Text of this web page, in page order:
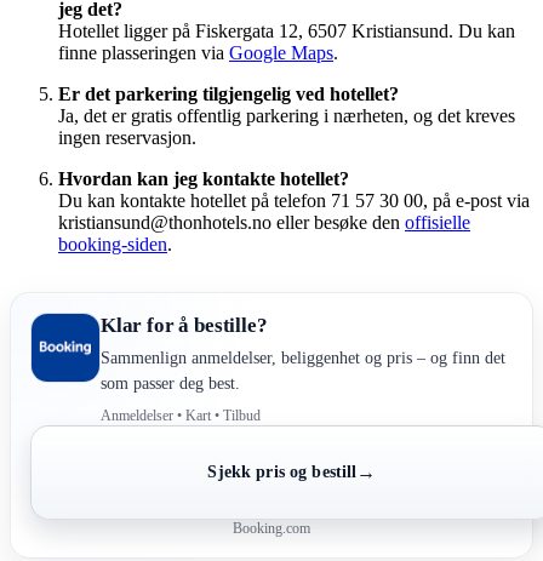
jeg det?
Hotellet ligger på Fiskergata 12, 6507 Kristiansund. Du kan
finne plasseringen via Google Maps.
Er det parkering tilgjengelig ved hotellet?
Ja, det er gratis offentlig parkering i nærheten, og det kreves
ingen reservasjon.
Hvordan kan jeg kontakte hotellet?
Du kan kontakte hotellet på telefon 71 57 30 00, på e-post via
kristiansund@thonhotels.no eller besøke den offisielle
booking-siden.
Klar for å bestille?
Sammenlign anmeldelser, beliggenhet og pris – og finn det
som passer deg best.
Anmeldelser • Kart • Tilbud
Sjekk pris og bestill →
Booking.com